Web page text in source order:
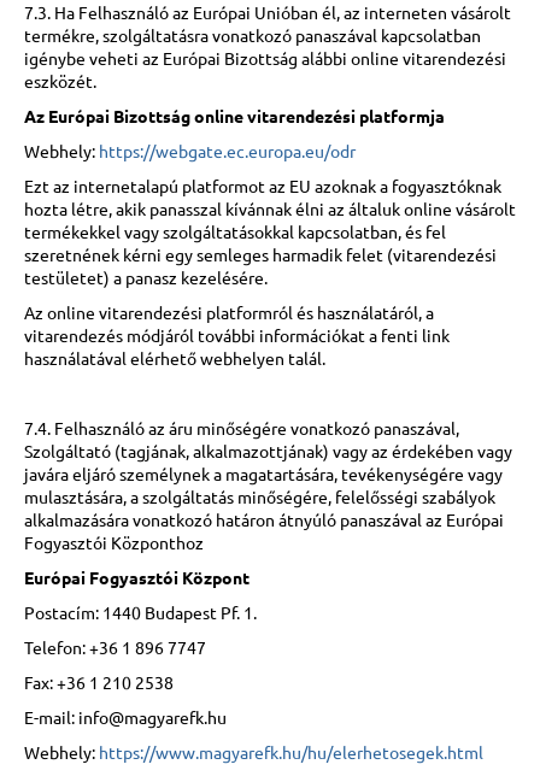
7.3. Ha Felhasználó az Európai Unióban él, az interneten vásárolt
termékre, szolgáltatásra vonatkozó panaszával kapcsolatban
igénybe veheti az Európai Bizottság alábbi online vitarendezési
eszközét.
Az Európai Bizottság online vitarendezési platformja
Webhely: https://webgate.ec.europa.eu/odr
Ezt az internetalapú platformot az EU azoknak a fogyasztóknak
hozta létre, akik panasszal kívánnak élni az általuk online vásárolt
termékekkel vagy szolgáltatásokkal kapcsolatban, és fel
szeretnének kérni egy semleges harmadik felet (vitarendezési
testületet) a panasz kezelésére.
Az online vitarendezési platformról és használatáról, a
vitarendezés módjáról további információkat a fenti link
használatával elérhető webhelyen talál.
7.4. Felhasználó az áru minőségére vonatkozó panaszával,
Szolgáltató (tagjának, alkalmazottjának) vagy az érdekében vagy
javára eljáró személynek a magatartására, tevékenységére vagy
mulasztására, a szolgáltatás minőségére, felelősségi szabályok
alkalmazására vonatkozó határon átnyúló panaszával az Európai
Fogyasztói Központhoz
Európai Fogyasztói Központ
Postacím: 1440 Budapest Pf. 1.
Telefon: +36 1 896 7747
Fax: +36 1 210 2538
E-mail: info@magyarefk.hu
Webhely: https://www.magyarefk.hu/hu/elerhetosegek.html